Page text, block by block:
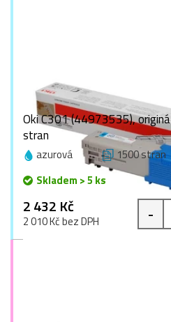
Oki C301 (44973535),
stran
azurová 1500 stran
Skladem > 5 ks
2 432 Kč
2 010 Kč bez DPH -